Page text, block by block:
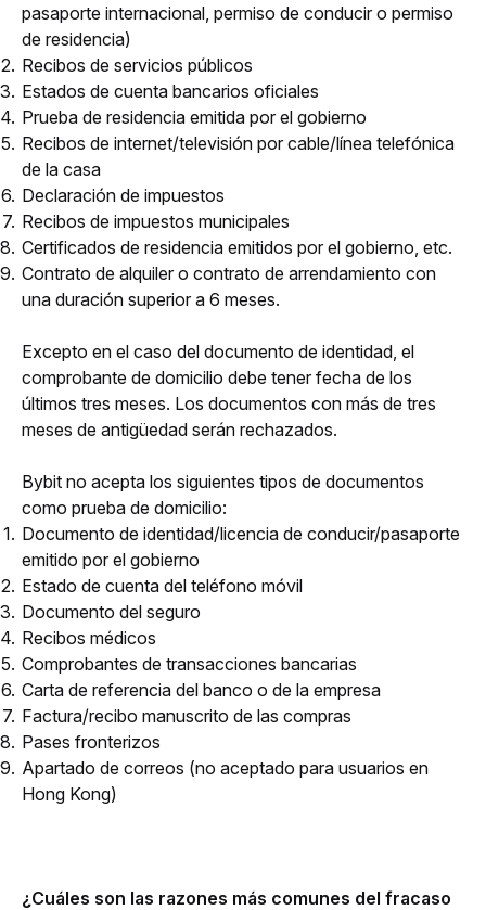
pasaporte internacional, permiso de conducir o permiso
de residencia)
Recibos de servicios públicos
Estados de cuenta bancarios oficiales
Prueba de residencia emitida por el gobierno
Recibos de internet/televisión por cable/línea telefónica
de la casa
Declaración de impuestos
Recibos de impuestos municipales
Certificados de residencia emitidos por el gobierno, etc.
Contrato de alquiler o contrato de arrendamiento con
una duración superior a 6 meses.
Excepto en el caso del documento de identidad, el
comprobante de domicilio debe tener fecha de los
últimos tres meses. Los documentos con más de tres
meses de antigüedad serán rechazados.
Bybit no acepta los siguientes tipos de documentos
como prueba de domicilio:
Documento de identidad/licencia de conducir/pasaporte
emitido por el gobierno
Estado de cuenta del teléfono móvil
Documento del seguro
Recibos médicos
Comprobantes de transacciones bancarias
Carta de referencia del banco o de la empresa
Factura/recibo manuscrito de las compras
Pases fronterizos
Apartado de correos (no aceptado para usuarios en
Hong Kong)
¿Cuáles son las razones más comunes del fracaso